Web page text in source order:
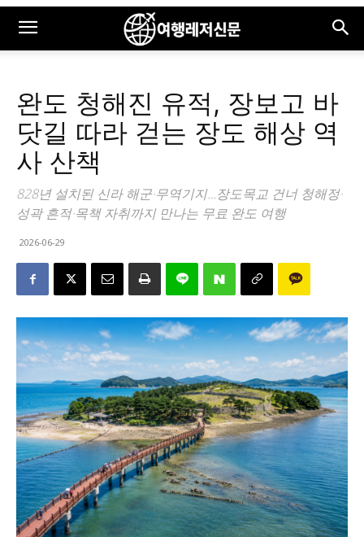
완도 청해진 유적, 장보고 바
닷길 따라 걷는 장도 해상 역
사 산책
828년 설치된 신라 해군·무역기지…장도목교 건너 청해정·
성곽 흔적·목책 자취까지 만나는 무료 완도 여행
2026-06-29